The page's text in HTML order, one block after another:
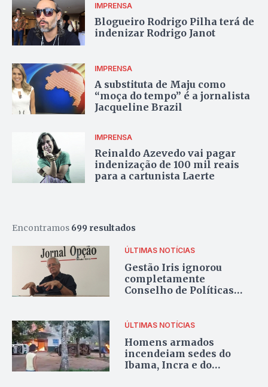
IMPRENSA
Blogueiro Rodrigo Pilha terá de
indenizar Rodrigo Janot
IMPRENSA
A substituta de Maju como
“moça do tempo” é a jornalista
Jacqueline Brazil
IMPRENSA
Reinaldo Azevedo vai pagar
indenização de 100 mil reais
para a cartunista Laerte
Encontramos 699 resultados
ÚLTIMAS NOTÍCIAS
Gestão Iris ignorou
completamente
Conselho de Políticas
ÚLTIMAS NOTÍCIAS
Homens armados
incendeiam sedes do
Ibama, Incra e do